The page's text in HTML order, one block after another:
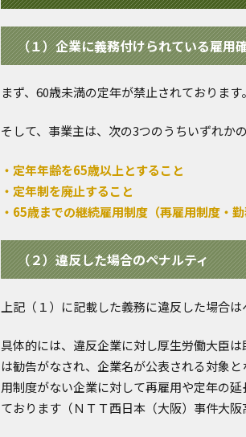
（１）企業に義務付けられている雇用
まず、60歳未満の定年が禁止されております。
そして、事業主は、次の3つのうちいずれか
・定年年齢を65歳以上とすること
・定年制を廃止すること
・65歳までの継続雇用制度（再雇用制度・
（２）違反した場合のペナルティ
上記（１）に記載した義務に違反した場合は
具体的には、違反企業に対し厚生労働大臣
は勧告がなされ、企業名が公表される対象
用制度がない企業に対して再雇用や定年の
ております（ＮＴＴ西日本（大阪）事件大阪